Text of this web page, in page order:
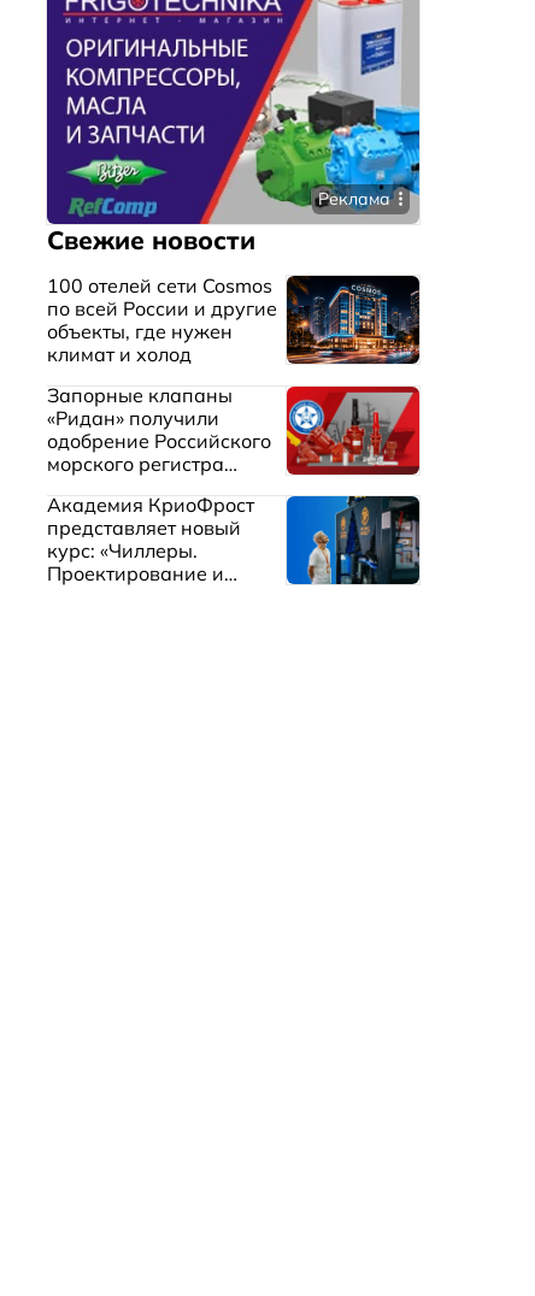
Реклама
Свежие новости
100 отелей сети Cosmos
по всей России и другие
объекты, где нужен
климат и холод
Запорные клапаны
«Ридан» получили
одобрение Российского
морского регистра
Академия КриоФрост
представляет новый
курс: «Чиллеры.
Проектирование и